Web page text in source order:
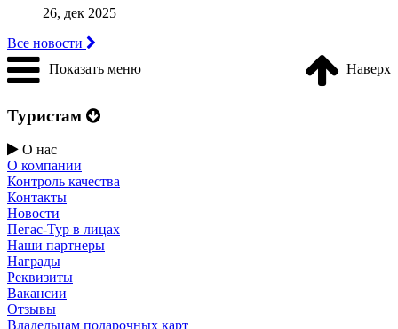
26, дек 2025
Все новости
Показать меню
Наверх
Туристам
О нас
О компании
Контроль качества
Контакты
Новости
Пегас-Тур в лицах
Наши партнеры
Награды
Реквизиты
Вакансии
Отзывы
Владельцам подарочных карт